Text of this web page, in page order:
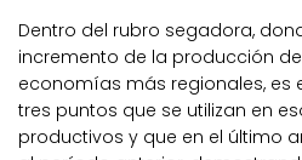
Dentro del rubro segadora,
incremento de la producción
economías más regionales, es
tres puntos que se utilizan en
productivos y que en el último